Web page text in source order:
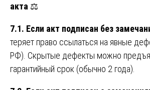
акта ⚖️
7.1. Если акт подписан без
теряет право ссылаться на явные
РФ). Скрытые дефекты можно
гарантийный срок (обычно 2 года).